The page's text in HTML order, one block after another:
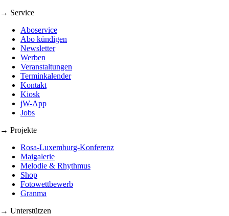
→ Service
Aboservice
Abo kündigen
Newsletter
Werben
Veranstaltungen
Terminkalender
Kontakt
Kiosk
jW-App
Jobs
→ Projekte
Rosa-Luxemburg-Konferenz
Maigalerie
Melodie & Rhythmus
Shop
Fotowettbewerb
Granma
→ Unterstützen